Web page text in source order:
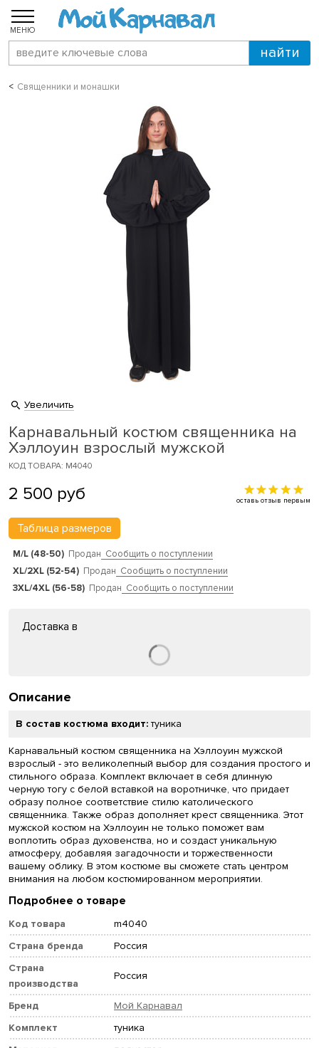
МЕНЮ
Священники и монашки
Увеличить
Карнавальный костюм священника на
Хэллоуин взрослый мужской
КОД ТОВАРА: M4040
2 500 руб оставь отзыв первым
Таблица размеров
M/L (48-50) Продан Сообщить о поступлении
XL/2XL (52-54) Продан Сообщить о поступлении
3XL/4XL (56-58) Продан Сообщить о поступлении
Доставка в
Описание
В состав костюма входит: туника
Карнавальный костюм священника на Хэллоуин мужской
взрослый - это великолепный выбор для создания простого и
стильного образа. Комплект включает в себя длинную
черную тогу с белой вставкой на воротничке, что придает
образу полное соответствие стилю католического
священника. Также образ дополняет крест священника. Этот
мужской костюм на Хэллоуин не только поможет вам
воплотить образ духовенства, но и создаст уникальную
атмосферу, добавляя загадочности и торжественности
вашему облику. В этом костюме вы сможете стать центром
внимания на любом костюмированном мероприятии.
Подробнее о товаре
Код товара
m4040
Страна бренда
Россия
Страна
производства
Россия
Бренд
Мой Карнавал
Комплект
туника